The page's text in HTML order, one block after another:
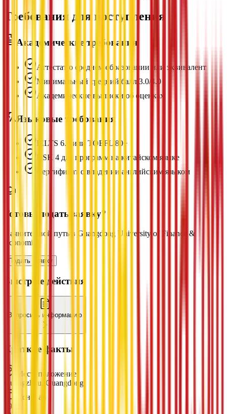
Требования для поступления
Академические требования
Аттестат о среднем образовании или эквивалент
Минимальный средний балл 3.0/4.0
Академические выписки об оценках
Языковые требования
IELTS 6.0 или TOEFL 80+
HSK 4 для программ на китайском языке
Сертификат о владении английским языком
Готовы подать заявку?
Начните свой путь в Guangdong University of Finance &
Economics
Подать заявку
Быстрые действия
Запросить информацию
Краткие факты
Местоположение
Guangzhou, Guangdong
Основан
1983